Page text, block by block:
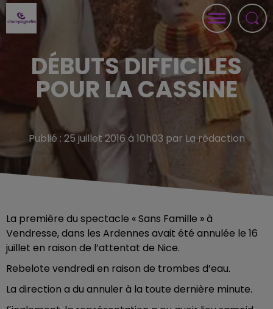
DÉBUTS DIFFICILES
POUR LA CASSINE
Publié : 25 juillet 2016 à 10h03 par La rédaction
La première du spectacle « Sans Famille » à
Vendresse, dans les Ardennes avait été annulée le 16
juillet en raison de l’attentat de Nice.
Rebelote vendredi en raison de trombes d’eau.
La direction a du annuler à la toute dernière minute.